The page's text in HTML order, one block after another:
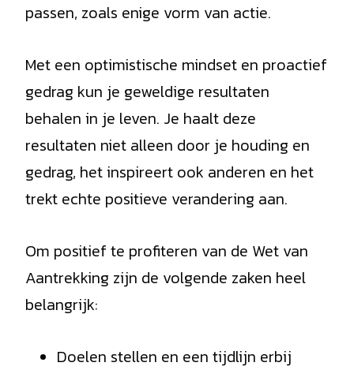
passen, zoals enige vorm van actie.
Met een optimistische mindset en proactief
gedrag kun je geweldige resultaten
behalen in je leven. Je haalt deze
resultaten niet alleen door je houding en
gedrag, het inspireert ook anderen en het
trekt echte positieve verandering aan.
Om positief te profiteren van de Wet van
Aantrekking zijn de volgende zaken heel
belangrijk:
Doelen stellen en een tijdlijn erbij